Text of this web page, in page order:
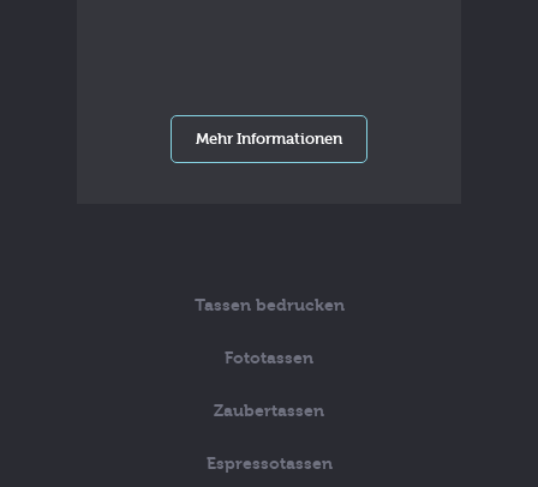
Mehr Informationen
Tassen bedrucken
Fototassen
Zaubertassen
Espressotassen